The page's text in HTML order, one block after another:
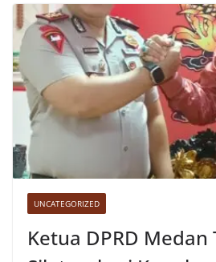
secara bersama-
Bhabinkamtibmas di
diharapkan dapat
hubungan kemitraan
masyarakat, sekaligus
kolektif warga akan
keamanan, ketertiban,
lingkungan, khususnya
momentum bersejarah
Republik
rencananya akan terus
oleh Bhabinkamtibmas di
Sunggal sebagai bagian
situasi Kamtibmas yang
sekaligus menumbuhkan
warga dalam menyambut
UNCATEGORIZED
Ketua DPRD Medan